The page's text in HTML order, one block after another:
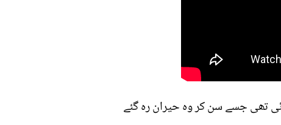
تھی جسے سن کر وہ حیران رہ گئے